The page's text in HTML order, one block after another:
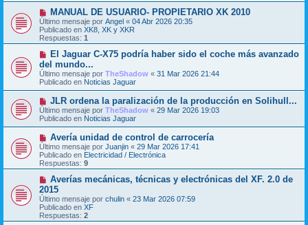
e
o
m
e
n
s
e
N
u
e
v
o
m
e
n
s
a
j
e
MANUAL DE USUARIO- PROPIETARIO XK 2010
Último mensaje por Angel « 04 Abr 2026 20:35
Publicado en XK8, XK y XKR
Respuestas: 1
N
u
e
v
o
m
e
n
s
a
e
El Jaguar C-X75 podría haber sido el coche más avanzado
del mundo...
Último mensaje por TheShadow « 31 Mar 2026 21:44
Publicado en Noticias Jaguar
N
u
e
v
m
e
n
s
e
JLR ordena la paralización de la producción en Solihull...
Último mensaje por TheShadow « 29 Mar 2026 19:03
Publicado en Noticias Jaguar
N
u
e
v
o
m
e
n
s
a
j
Avería unidad de control de carrocería
Último mensaje por Juanjin « 29 Mar 2026 17:41
Publicado en Electricidad / Electrónica
Respuestas: 9
N
u
e
v
o
m
Averías mecánicas, técnicas y electrónicas del XF. 2.0 de
2015
Último mensaje por chulin « 23 Mar 2026 07:59
Publicado en XF
Respuestas: 2